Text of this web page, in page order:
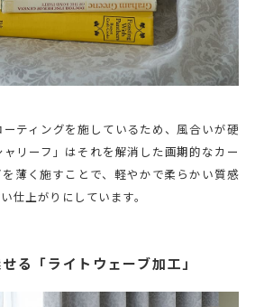
ティングを施しているため、風合いが硬
リーフ」はそれを解消した画期的なカー
薄く施すことで、軽やかで柔らかい質感
仕上がりにしています。
る「ライトウェーブ加工」